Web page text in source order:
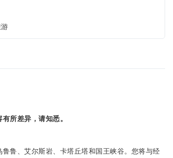
所差异，请知悉。
鲁、艾尔斯岩、卡塔丘塔和国王峡谷。您将与经